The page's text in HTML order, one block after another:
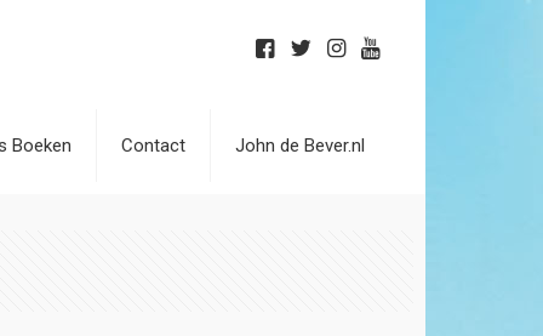
Boeken Contact John de Bever.nl